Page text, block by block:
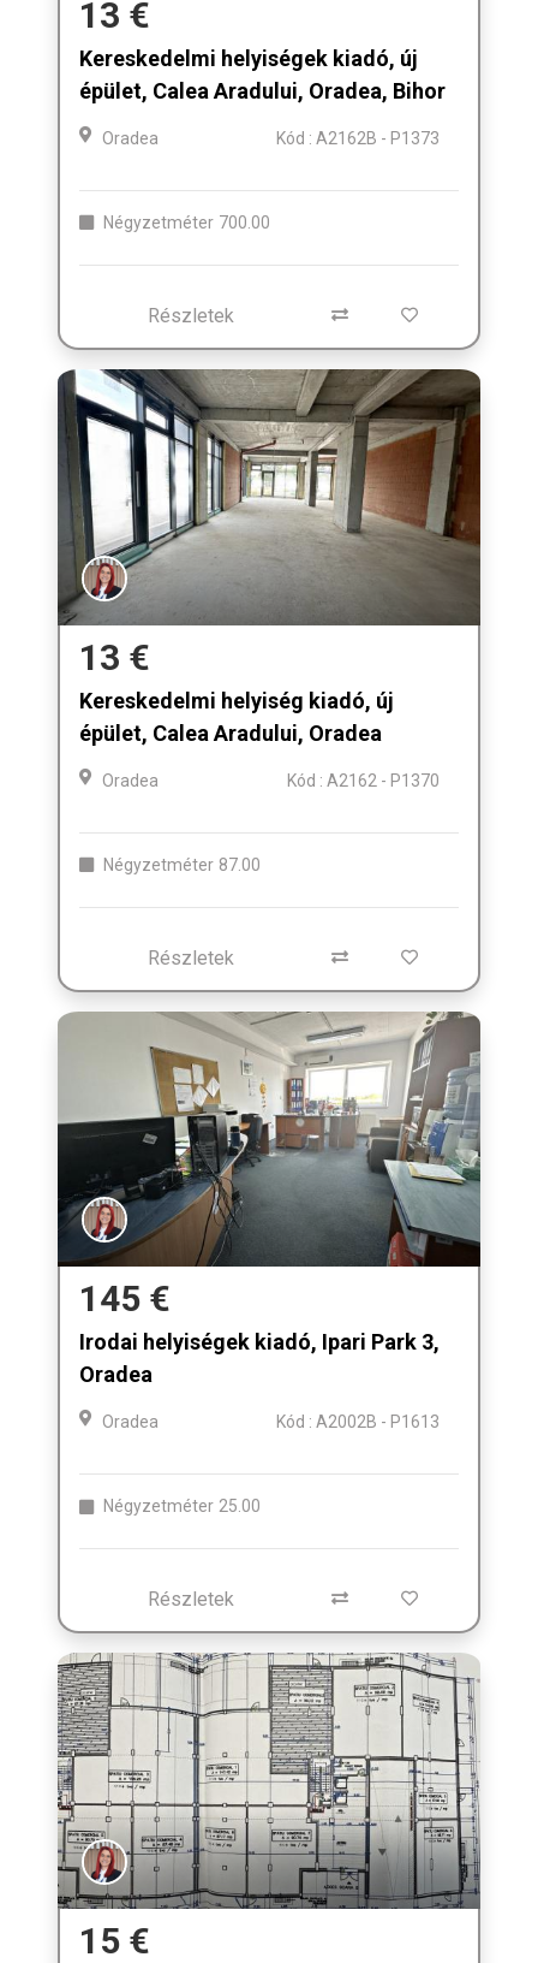
13 €
Kereskedelmi helyiségek kiadó, új
épület, Calea Aradului, Oradea, Bihor
Oradea Kód : A2162B - P1373
Négyzetméter 700.00
Részletek
13 €
Kereskedelmi helyiség kiadó, új
épület, Calea Aradului, Oradea
Oradea Kód : A2162 - P1370
Négyzetméter 87.00
Részletek
145 €
Irodai helyiségek kiadó, Ipari Park 3,
Oradea
Oradea Kód : A2002B - P1613
Négyzetméter 25.00
Részletek
15 €